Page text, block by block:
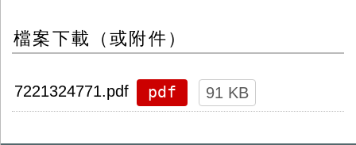
檔案下載（或附件）
7221324771.pdf pdf 91 KB